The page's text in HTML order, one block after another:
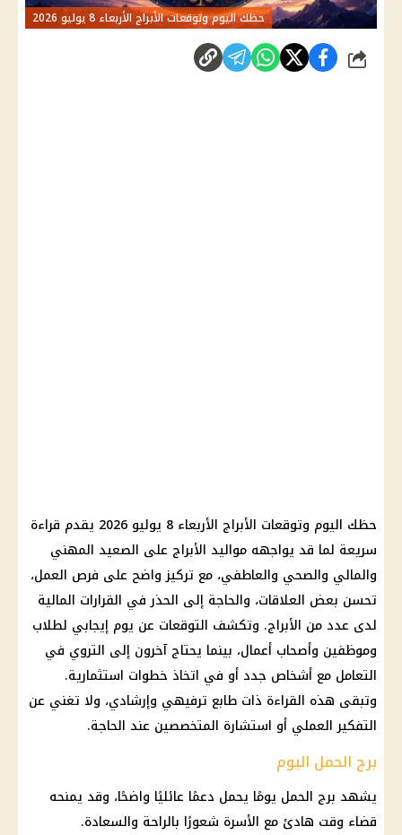
حظك اليوم وتوقعات الأبراج الأربعاء 8 يوليو 2026
شارك
حظك اليوم وتوقعات الأبراج الأربعاء 8 يوليو 2026 يقدم قراءة
سريعة لما قد يواجهه مواليد الأبراج على الصعيد المهني
والمالي والصحي والعاطفي، مع تركيز واضح على فرص العمل،
تحسن بعض العلاقات، والحاجة إلى الحذر في القرارات المالية
لدى عدد من الأبراج. وتكشف التوقعات عن يوم إيجابي لطلاب
وموظفين وأصحاب أعمال، بينما يحتاج آخرون إلى التروي في
التعامل مع أشخاص جدد أو في اتخاذ خطوات استثمارية.
وتبقى هذه القراءة ذات طابع ترفيهي وإرشادي، ولا تغني عن
التفكير العملي أو استشارة المتخصصين عند الحاجة.
برج الحمل اليوم
يشهد برج الحمل يومًا يحمل دعمًا عائليًا واضحًا، وقد يمنحه
قضاء وقت هادئ مع الأسرة شعورًا بالراحة والسعادة.